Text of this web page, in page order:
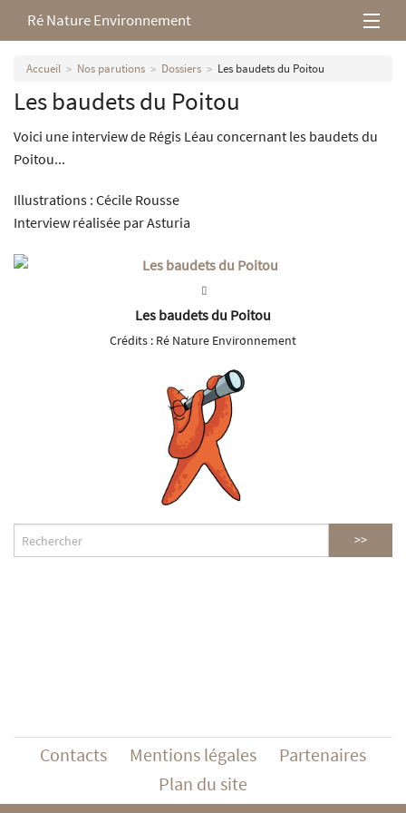
Ré Nature Environnement
L’association
Milieux rétais
Nos parutions
Accueil Nos parutions Dossiers Les baudets du Poitou
Les baudets du Poitou
Voici une interview de Régis Léau concernant les baudets du
Poitou...
Illustrations : Cécile Rousse
Interview réalisée par Asturia
Les baudets du Poitou
Crédits : Ré Nature Environnement
Contacts Mentions légales
Partenaires
Plan du site